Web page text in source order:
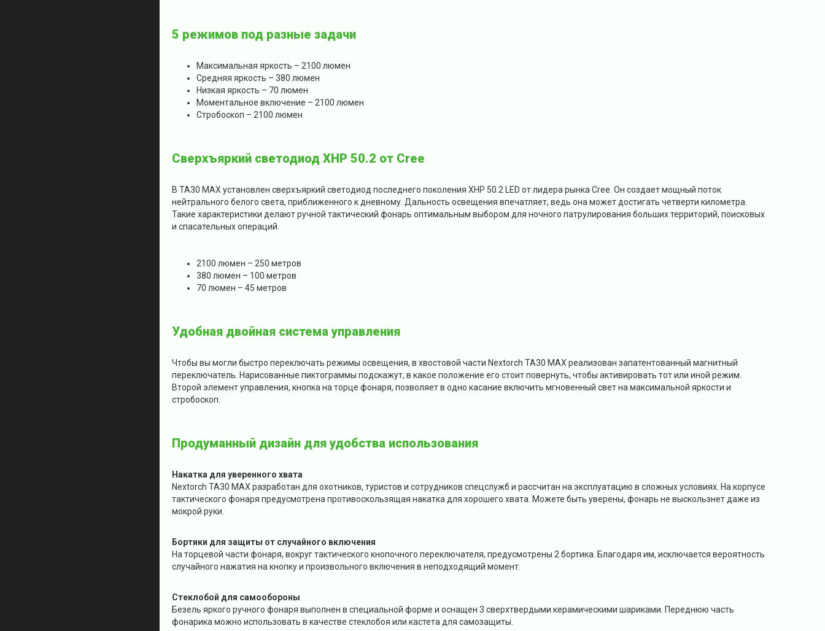
5 режимов под разные задачи
Максимальная яркость – 2100 люмен
Средняя яркость – 380 люмен
Низкая яркость – 70 люмен
Моментальное включение – 2100 люмен
Стробоскоп – 2100 люмен
Сверхъяркий светодиод XHP 50.2 от Cree
В TA30 MAX установлен сверхъяркий светодиод последнего поколения XHP 50.2 LED от лидера рынка Cree. Он создает мощный поток
нейтрального белого света, приближенного к дневному. Дальность освещения впечатляет, ведь она может достигать четверти километра.
Такие характеристики делают ручной тактический фонарь оптимальным выбором для ночного патрулирования больших территорий, поисковых
и спасательных операций.
2100 люмен – 250 метров
380 люмен – 100 метров
70 люмен – 45 метров
Удобная двойная система управления
Чтобы вы могли быстро переключать режимы освещения, в хвостовой части Nextorch TA30 MAX реализован запатентованный магнитный
переключатель. Нарисованные пиктограммы подскажут, в какое положение его стоит повернуть, чтобы активировать тот или иной режим.
Второй элемент управления, кнопка на торце фонаря, позволяет в одно касание включить мгновенный свет на максимальной яркости и
стробоскоп.
Продуманный дизайн для удобства использования
Накатка для уверенного хвата
Nextorch TA30 MAX разработан для охотников, туристов и сотрудников спецслужб и рассчитан на эксплуатацию в сложных условиях. На корпусе
тактического фонаря предусмотрена противоскользящая накатка для хорошего хвата. Можете быть уверены, фонарь не выскользнет даже из
мокрой руки.
Бортики для защиты от случайного включения
На торцевой части фонаря, вокруг тактического кнопочного переключателя, предусмотрены 2 бортика. Благодаря им, исключается вероятность
случайного нажатия на кнопку и произвольного включения в неподходящий момент.
Стеклобой для самообороны
Безель яркого ручного фонаря выполнен в специальной форме и оснащен 3 сверхтвердыми керамическими шариками. Переднюю часть
фонарика можно использовать в качестве стеклобоя или кастета для самозащиты.